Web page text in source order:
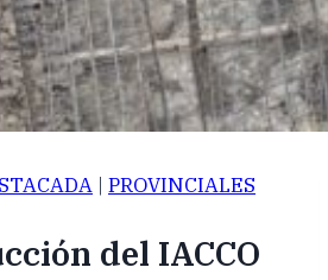
| PROVINCIALES
del IACCO